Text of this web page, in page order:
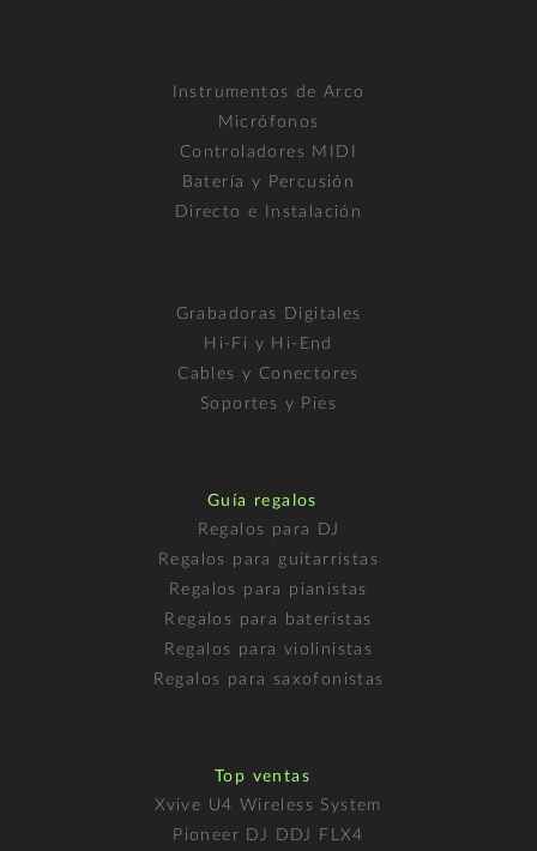
Instrumentos de Arco
Micrófonos
Controladores MIDI
Batería y Percusión
Directo e Instalación
Grabadoras Digitales
Hi-Fi y Hi-End
Cables y Conectores
Soportes y Pies
Guía regalos
Regalos para DJ
Regalos para guitarristas
Regalos para pianistas
Regalos para bateristas
Regalos para violinistas
Regalos para saxofonistas
Top ventas
Xvive U4 Wireless System
Pioneer DJ DDJ FLX4